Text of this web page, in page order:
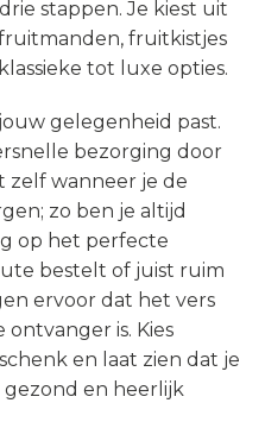
stappen. Je kiest uit
fruitkistjes
tot luxe opties.
gelegenheid past.
bezorging door
zelf wanneer je de
zo ben je altijd
op het perfecte
bestelt of juist ruim
ervoor dat het vers
is. Kies
en laat zien dat je
en heerlijk